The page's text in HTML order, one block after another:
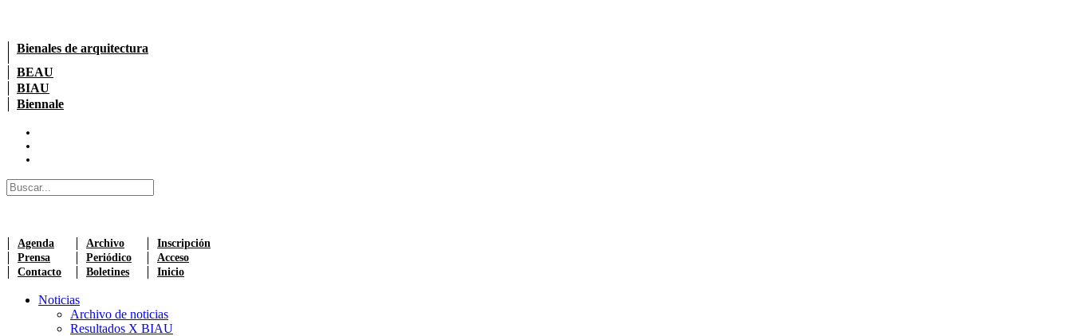
Bienales de arquitectura
BEAU
BIAU
Biennale
Agenda Archivo
Inscripción
Prensa
Periódico
Acceso
Contacto
Boletines Inicio
Noticias
Archivo de noticias
Resultados X BIAU